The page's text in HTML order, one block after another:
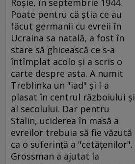
Roşie, în septembrie 1944.
Poate pentru că ştia ce au
făcut germanii cu evreii în
Ucraina sa natală, a fost în
stare să ghicească ce s-a
întîmplat acolo şi a scris o
carte despre asta. A numit
Treblinka un "iad" şi l-a
plasat în centrul războiului şi
al secolului. Dar pentru
Stalin, uciderea în masă a
evreilor trebuia să fie văzută
ca o suferinţă a "cetăţenilor".
Grossman a ajutat la